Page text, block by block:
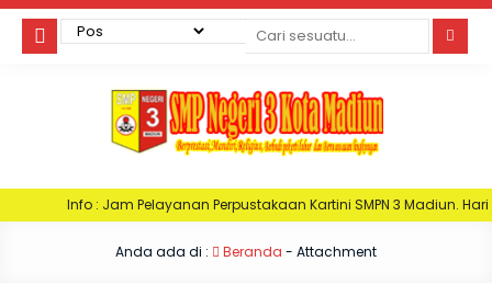
Info : Jam Pelayanan Perpustakaan Kartini SMPN 3 Madiun. Hari
Anda ada di : Beranda - Attachment